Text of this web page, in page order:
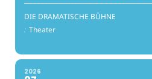
DIE DRAMATISCHE BÜHNE
: Theater
2026